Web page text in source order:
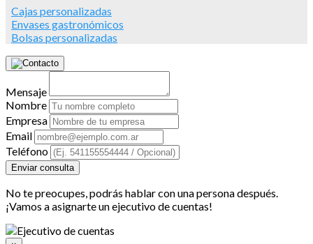
Cajas personalizadas
Envases gastronómicos
Bolsas personalizadas
Mensaje
Nombre
Empresa
Email
Teléfono
Enviar consulta
No te preocupes, podrás hablar con una persona después.
¡Vamos a asignarte un ejecutivo de cuentas!